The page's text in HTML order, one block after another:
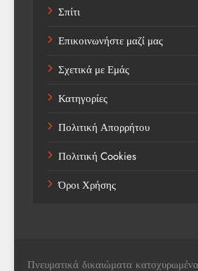
Technology
Trending
Weather
Αγορά
Αγορά Εργασίας
Αγροτικά Νέα
Αεροπορία
Σπίτι
Επικοινωνήστε μαζί μας
Σχετικά με Εμάς
Κατηγορίες
Πολιτική Απορρήτου
Πολιτική Cookies
Όροι Χρήσης
Πνευματικά δικαιώματα